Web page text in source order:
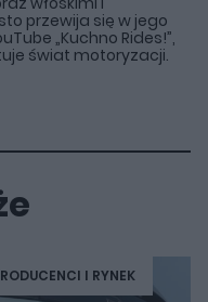
przewija się w jego
„Kuchno Rides!”,
świat motoryzacji.
I RYNEK